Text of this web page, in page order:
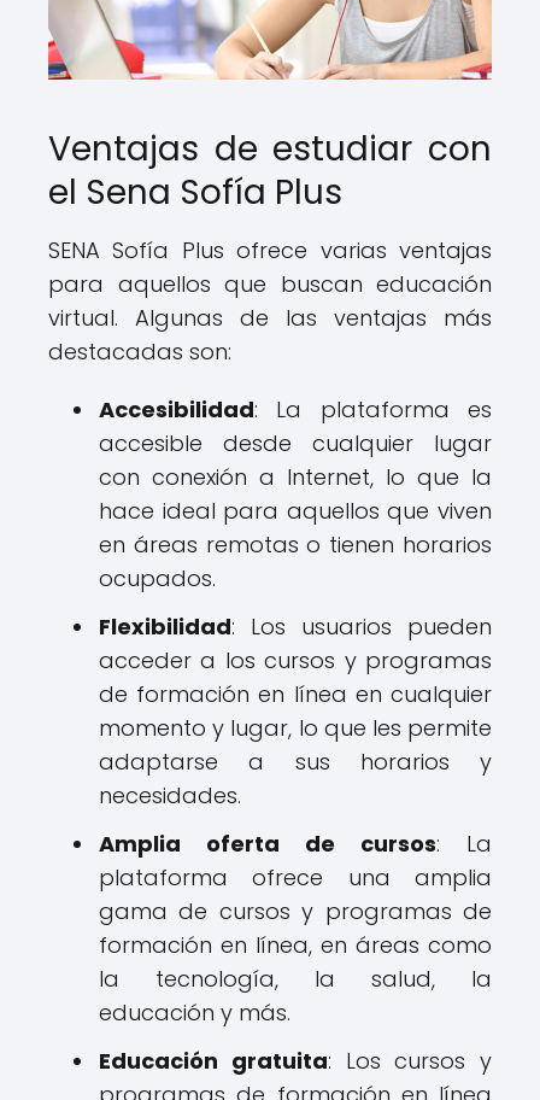
Ventajas de estudiar con
el Sena Sofía Plus
SENA Sofía Plus ofrece varias ventajas
para aquellos que buscan educación
virtual. Algunas de las ventajas más
destacadas son:
Accesibilidad: La plataforma es
accesible desde cualquier lugar
con conexión a Internet, lo que la
hace ideal para aquellos que viven
en áreas remotas o tienen horarios
ocupados.
Flexibilidad: Los usuarios pueden
acceder a los cursos y programas
de formación en línea en cualquier
momento y lugar, lo que les permite
adaptarse a sus horarios y
necesidades.
Amplia oferta de cursos: La
plataforma ofrece una amplia
gama de cursos y programas de
formación en línea, en áreas como
la tecnología, la salud, la
educación y más.
Educación gratuita: Los cursos y